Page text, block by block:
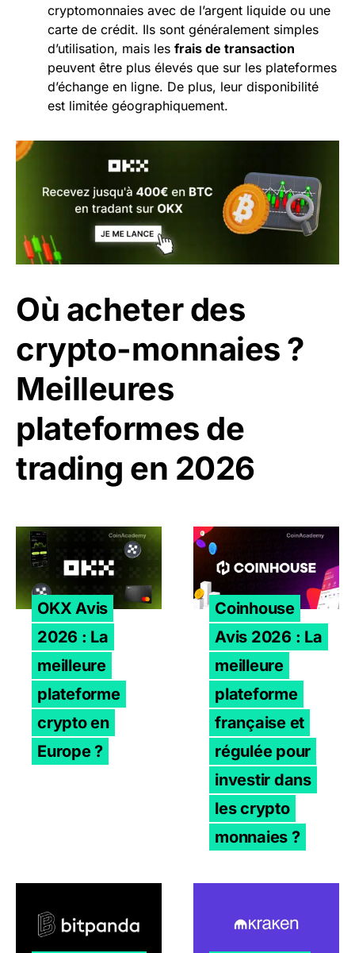
cryptomonnaies avec de l’argent liquide ou une
carte de crédit. Ils sont généralement simples
d’utilisation, mais les frais de transaction
peuvent être plus élevés que sur les plateformes
d’échange en ligne. De plus, leur disponibilité
est limitée géographiquement.
Où acheter des
crypto-monnaies ?
Meilleures
plateformes de
trading en 2026
OKX Avis 2026 : La meilleure plateforme crypto en
OKX Avis
2026 : La
meilleure
plateforme
crypto en
Europe ?
Coinhouse Avis 2026 :
Coinhouse
Avis 2026 : La
meilleure
plateforme
française et
régulée pour
investir dans
les crypto
monnaies ?